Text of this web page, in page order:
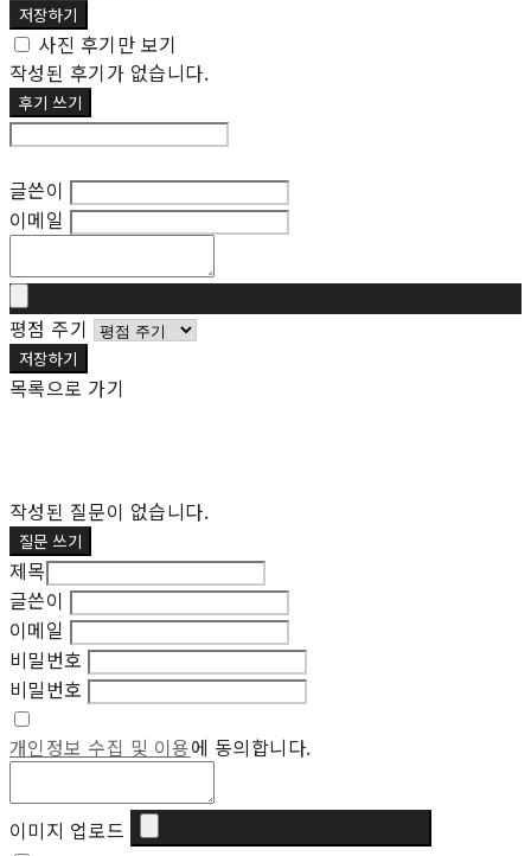
저장하기
사진 후기만 보기
작성된 후기가 없습니다.
후기 쓰기
글쓴이
이메일
평점 주기
저장하기
목록으로 가기
작성된 질문이 없습니다.
질문 쓰기
제목
글쓴이
이메일
비밀번호
비밀번호
개인정보 수집 및 이용에 동의합니다.
이미지 업로드